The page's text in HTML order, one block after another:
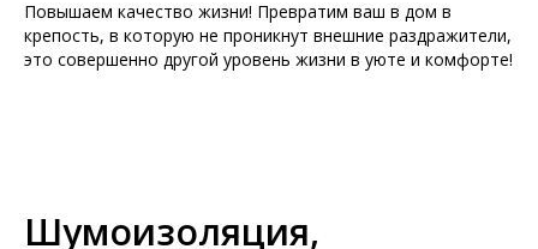
Повышаем качество жизни! Превратим ваш в дом в
крепость, в которую не проникнут внешние раздражители,
это совершенно другой уровень жизни в уюте и комфорте!
Шумоизоляция,